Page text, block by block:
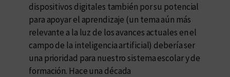
dispositivos digitales también por su potencial
para apoyar el aprendizaje (un tema aún más
relevante a la luz de los avances actuales en el
campo de la inteligencia artificial) debería ser
una prioridad para nuestro sistema escolar y de
formación. Hace una década